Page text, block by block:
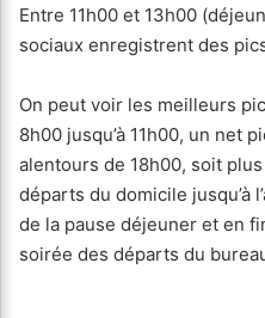
Entre 11h00 et 13h00
sociaux enregistrent des
On peut voir les meilleurs
8h00 jusqu’à 11h00, un net
alentours de 18h00, soit
départs du domicile jusqu’à
de la pause déjeuner et en
soirée des départs du